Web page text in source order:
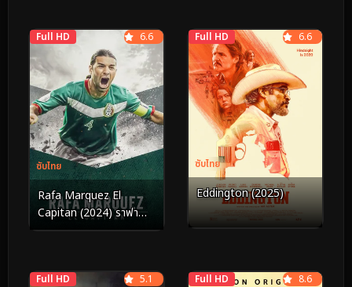
Full HD
ซับไทย
6.6
Rafa Marquez El
Capitan (2024) ราฟา
มาร์เกซ
Full HD
ซับไทย
6.6
Eddington (2025)
Full HD 5.1 Full HD 8.6